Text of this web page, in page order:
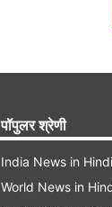
पॉपुलर श्रेणी
India News in Hindi
World News in